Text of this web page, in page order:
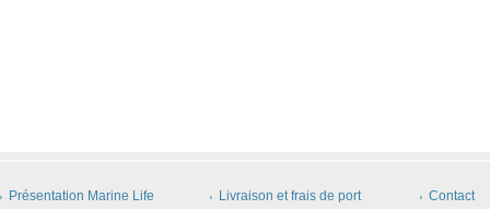
Présentation Marine Life
Livraison et frais de port
Contact